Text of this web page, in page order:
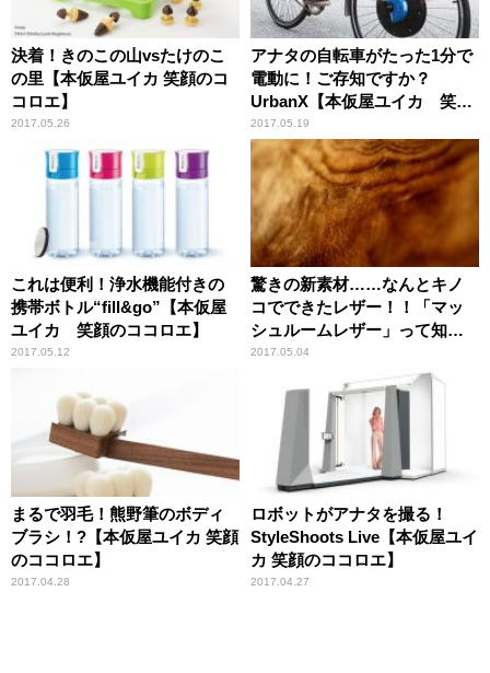
決着！きのこの山vsたけのこ
の里【本仮屋ユイカ 笑顔のコ
コロエ】
2017.05.26
アナタの自転車がたった1分で
電動に！ご存知ですか？
UrbanX【本仮屋ユイカ 笑顔
のココロエ】
2017.05.19
これは便利！浄水機能付きの
携帯ボトル“fill&go”【本仮屋
ユイカ 笑顔のココロエ】
2017.05.12
驚きの新素材……なんとキノ
コでできたレザー！！「マッ
シュルームレザー」って知っ
ています？？【本仮屋ユイカ
2017.05.04
まるで羽毛！熊野筆のボディ
ブラシ！?【本仮屋ユイカ 笑顔
のココロエ】
2017.04.28
ロボットがアナタを撮る！
StyleShoots Live【本仮屋ユイ
カ 笑顔のココロエ】
2017.04.27